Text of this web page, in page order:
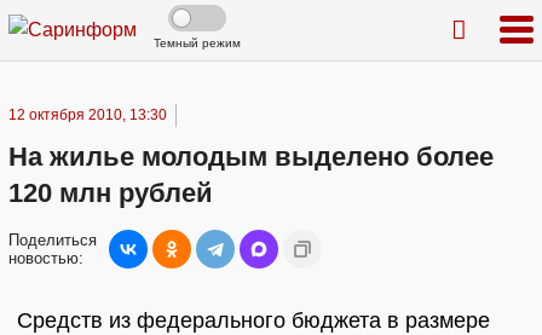
Темный режим
12 октября 2010, 13:30
На жилье молодым выделено более
120 млн рублей
Поделиться
новостью:
Средств из федерального бюджета в размере